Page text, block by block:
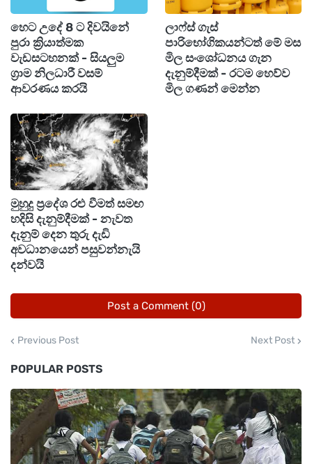
කෙසේ වෙතත් මෙම මිල ගණන් උච්ඡාවචනය විය
හැකි බැවින් මිලදී ගැනීමට පෙර මිල ගණන් නැවත
පරික්ෂා කර බැලීම සුදුසු වේ.
හෙට උදේ 8 ට දිවයිනේ
පුරා ක්‍රියාත්මක
වැඩසටහනක් - සියලුම
ග්‍රාම නිලධාරී වසම්
ආවරණය කරයි
ලාෆ්ස් ගැස්
පාරිභෝගිකයන්ටත් මේ මස
මිල සංශෝධනය ගැන
දැනුම්දීමක් - රටම හෙව්ව
මිල ගණන් මෙන්න
මුහුදු ප්‍රදේශ රළු වීමත් සමඟ
හදිසි දැනුම්දීමක් - නැවත
දැනුම් දෙන තුරු දැඩි
අවධානයෙන් පසුවන්නැයි
දන්වයි
Post a Comment (0)
Previous Post Next Post
POPULAR POSTS